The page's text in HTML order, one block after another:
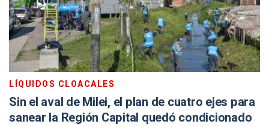
LÍQUIDOS CLOACALES
Sin el aval de Milei, el plan de cuatro ejes para
sanear la Región Capital quedó condicionado